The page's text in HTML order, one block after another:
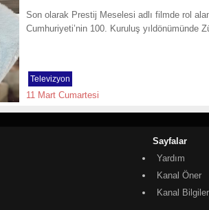
Son olarak Prestij Meselesi adlı filmde rol
Cumhuriyeti’nin 100. Kuruluş yıldönümünde
Televizyon
11 Mart Cumartesi
Sayfalar
Yardım
Kanal Öner
Kanal